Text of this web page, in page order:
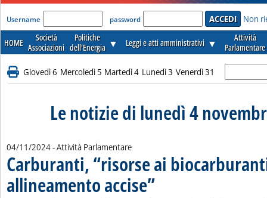
'Modulo Login per accedere'
Username password Non
HOME
Società
Associazioni
Politiche
dell'Energia ▼ Leggi e atti amministrativi ▼
Attività
Parlamentare
Giovedì 6 Mercoledì 5 Martedì 4 Lunedì 3 Venerdì 31
Le notizie di lunedì 4
04/11/2024- Attività Parlamentare
Carburanti, “risorse ai
allineamento accise”. Sottotitolo: Unem: guardare anche a
. Pubblicata lunedì 04 novembre 2024